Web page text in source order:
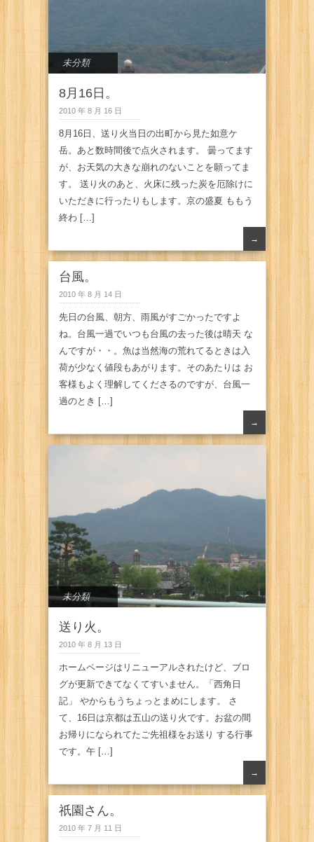
未分類
8月16日。
2010 年 8 月 16 日
8月16日、送り火当日の出町から見た如意ケ
岳。あと数時間後で点火されます。 曇ってます
が、お天気の大きな崩れのないことを願ってま
す。 送り火のあと、火床に残った炭を厄除けに
いただきに行ったりもします。京の盛夏 ももう
終わ […]
→
台風。
2010 年 8 月 14 日
先日の台風、朝方、雨風がすごかったですよ
ね。台風一過でいつも台風の去った後は晴天 な
んですが・・。魚は当然海の荒れてるときは入
荷が少なく値段もあがります。そのあたりは お
客様もよく理解してくださるのですが、台風一
過のとき […]
→
未分類
送り火。
2010 年 8 月 13 日
ホームページはリニューアルされたけど、ブロ
グが更新できてなくてすいません。「西角日
記」 やからもうちょっとまめにします。 さ
て、16日は京都は五山の送り火です。お盆の間
お帰りになられてたご先祖様をお送り する行事
です。午 […]
→
祇園さん。
2010 年 7 月 11 日